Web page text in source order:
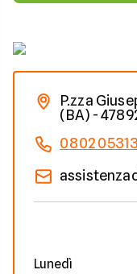
P.zza
(BA) -
Lunedì